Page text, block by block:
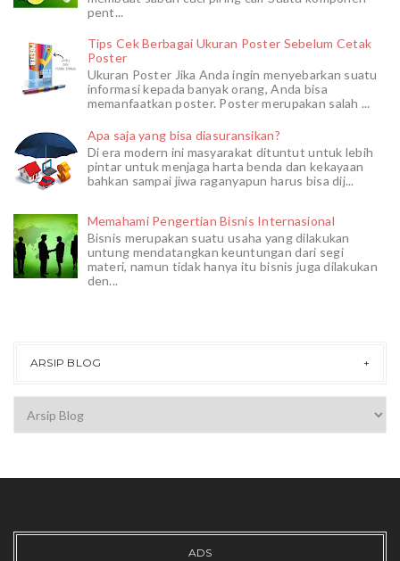
pent...
Tips Cek Berbagai Ukuran Poster Sebelum Cetak
Poster
Ukuran Poster Jika Anda ingin menyebarkan suatu
informasi kepada banyak orang, Anda bisa
memanfaatkan poster. Poster merupakan salah ...
Apa saja yang bisa diasuransikan?
Di era modern ini masyarakat dituntut untuk lebih
pintar untuk menjaga harta benda dan kekayaan
bahkan sampai jiwa raganyapun harus bisa dij...
Memahami Pengertian Bisnis Internasional
Bisnis merupakan suatu usaha yang dilakukan
untung mendatangkan keuntungan dari segi
materi, namun tidak hanya itu bisnis juga dilakukan
den...
ARSIP BLOG
ADS